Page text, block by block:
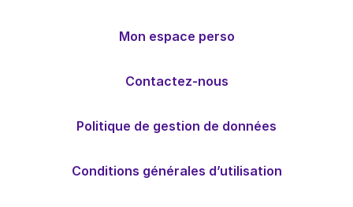
Mon espace perso
Contactez-nous
Politique de gestion de données
Conditions générales d’utilisation